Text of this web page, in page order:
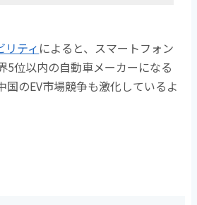
リティ によると、スマートフォン
5位以内の自動車メーカーになる
国のEV市場競争も激化しているよ